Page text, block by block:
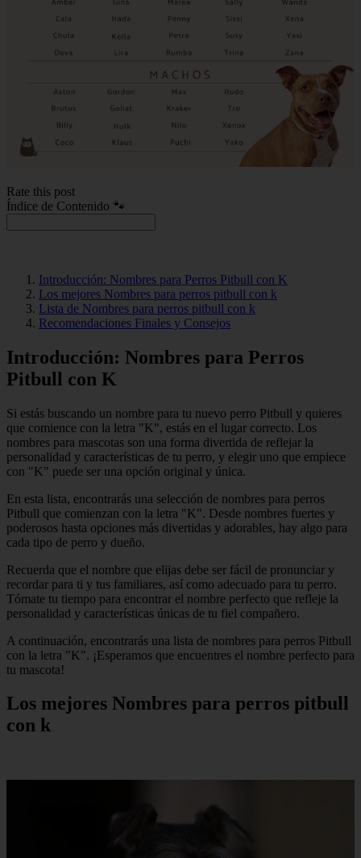
Rate this post
Índice de Contenido 🐾
Introducción: Nombres para Perros Pitbull con K
Los mejores Nombres para perros pitbull con k
Lista de Nombres para perros pitbull con k
Recomendaciones Finales y Consejos
Introducción: Nombres para Perros
Pitbull con K
Si estás buscando un nombre para tu nuevo perro Pitbull y quieres
que comience con la letra "K", estás en el lugar correcto. Los
nombres para mascotas son una forma divertida de reflejar la
personalidad y características de tu perro, y elegir uno que empiece
con "K" puede ser una opción original y única.
En esta lista, encontrarás una selección de nombres para perros
Pitbull que comienzan con la letra "K". Desde nombres fuertes y
poderosos hasta opciones más divertidas y adorables, hay algo para
cada tipo de perro y dueño.
Recuerda que el nombre que elijas debe ser fácil de pronunciar y
recordar para ti y tus familiares, así como adecuado para tu perro.
Tómate tu tiempo para encontrar el nombre perfecto que refleje la
personalidad y características únicas de tu fiel compañero.
A continuación, encontrarás una lista de nombres para perros Pitbull
con la letra "K". ¡Esperamos que encuentres el nombre perfecto para
tu mascota!
Los mejores Nombres para perros pitbull
con k